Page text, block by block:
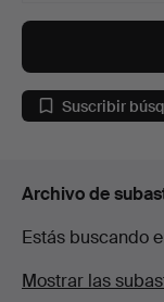
Suscribir
Archivo de
Estás buscando
Mostrar las